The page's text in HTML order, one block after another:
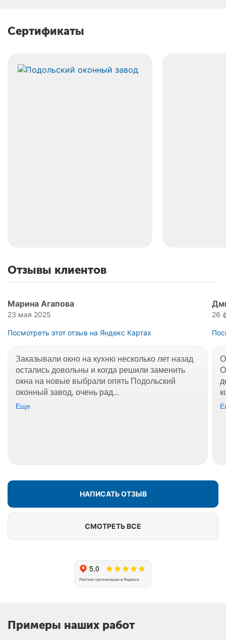
Сертификаты
Отзывы клиентов
Марина Агапова
23 мая 2025
Посмотреть этот отзыв на Яндекс Картах
Заказывали окно на кухню несколько лет назад
остались довольны и когда решили заменить
окна на новые выбрали опять Подольский
оконный завод, очень рад...
Еще
26
НАПИСАТЬ ОТЗЫВ
СМОТРЕТЬ ВСЕ
Примеры наших работ